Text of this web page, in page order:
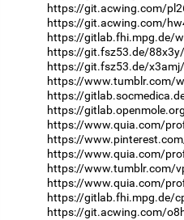
https://git.acwing.com/
https://git.acwing.com/
https://gitlab.fhi.mpg.de/
https://git.fsz53.de/
https://git.fsz53.de/
https://www.tumblr.com/
https://
https://
https://www.quia.com/
https://
https://www.quia.com/
https://www.tumblr.com/
https://www.quia.com/
https://gitlab.fhi.mpg.de/
https://git.acwing.com/